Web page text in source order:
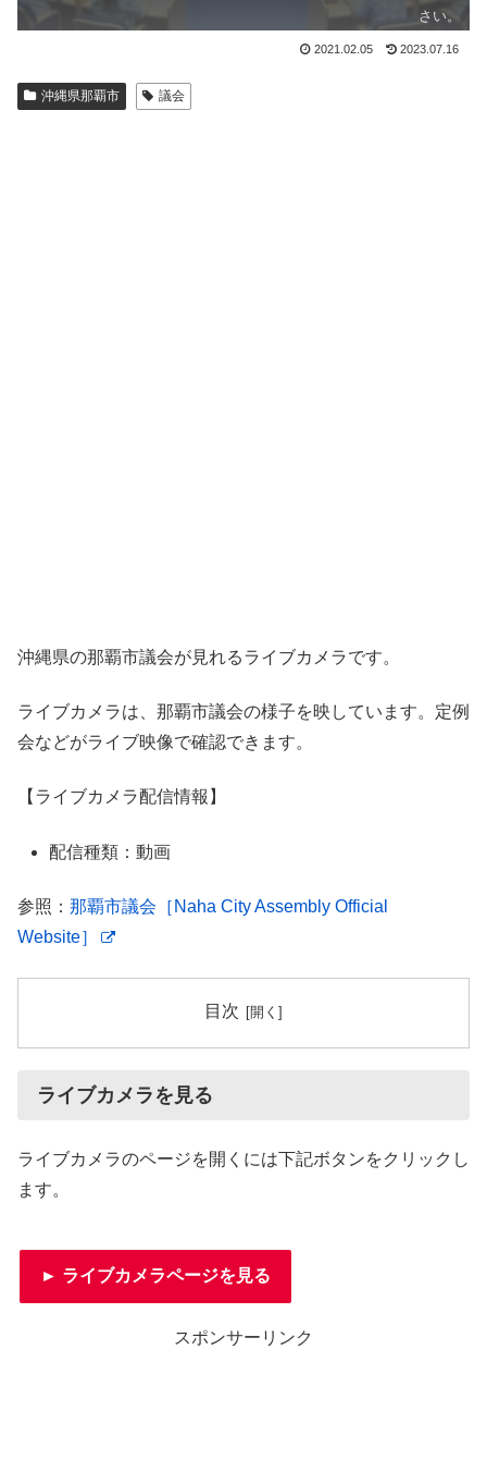
さい。
2021.02.05 2023.07.16
沖縄県那覇市 議会
沖縄県の那覇市議会が見れるライブカメラです。
ライブカメラは、那覇市議会の様子を映しています。定例
会などがライブ映像で確認できます。
【ライブカメラ配信情報】
配信種類：動画
参照： 那覇市議会［Naha City Assembly Official
Website］
目次
ライブカメラを見る
ライブカメラのページを開くには下記ボタンをクリックし
ます。
► ライブカメラページを見る
スポンサーリンク